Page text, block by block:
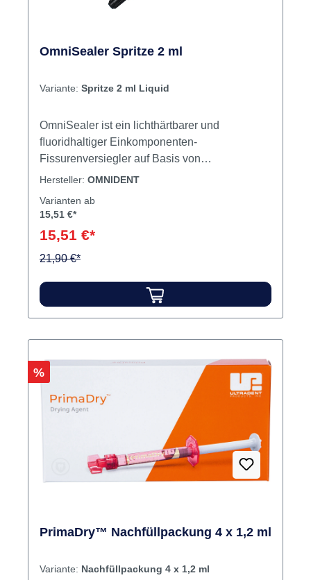
OmniSealer Spritze 2 ml
Variante: Spritze 2 ml Liquid
OmniSealer ist ein lichthärtbarer und
ﬂuoridhaltiger Einkomponenten-
Fissurenversiegler auf Basis von
Methacrylaten. Die weiße Farbe ermöglicht
visuelle Beobachtung der Versiegelung. Das
Adhäsion von OmniSealer in den Fissuren,
Grübchen und auf der Zahnoberﬂäche. Inhalt 2
Hersteller: OMNIDENT
Varianten ab
15,51 €*
15,51 €*
21,90 €*
Rabatt
%
PrimaDry™ Nachfüllpackung 4 x 1,2 ml
Variante: Nachfüllpackung 4 x 1,2 ml